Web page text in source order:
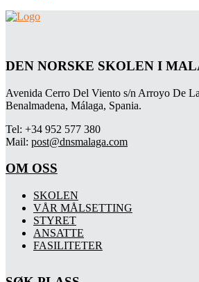
DEN NORSKE SKOLEN I
Avenida Cerro Del Viento s/n Arroyo De
Benalmadena, Málaga, Spania.
Tel: +34 952 577 380
Mail: post@dnsmalaga.com
OM OSS
SKOLEN
VÅR MÅLSETTING
STYRET
ANSATTE
FASILITETER